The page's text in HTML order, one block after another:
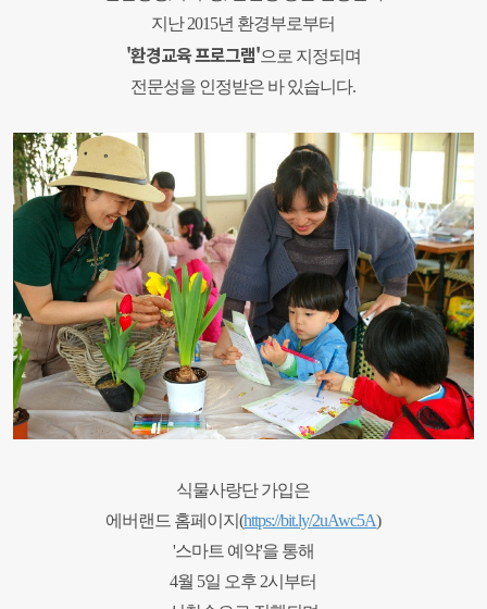
지난 2015년 환경부로부터
'환경교육 프로그램'으로 지정되며
전문성을 인정받은 바 있습니다.
식물사랑단 가입은
에버랜드 홈페이지(https://bit.ly/2uAwc5A)
'스마트 예약'을 통해
4월 5일 오후 2시부터